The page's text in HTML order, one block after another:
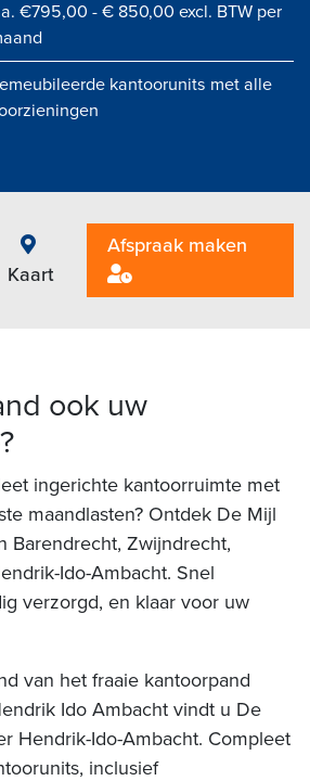
€795,00 - € 850,00 excl. BTW per
kantoorunits met alle
Kaart
Afspraak maken
ook uw
ingerichte kantoorruimte met
maandlasten? Ontdek De Mijl
Barendrecht, Zwijndrecht,
Ido-Ambacht. Snel
verzorgd, en klaar voor uw
van het fraaie kantoorpand
Ido Ambacht vindt u De
Hendrik-Ido-Ambacht. Compleet
inclusief